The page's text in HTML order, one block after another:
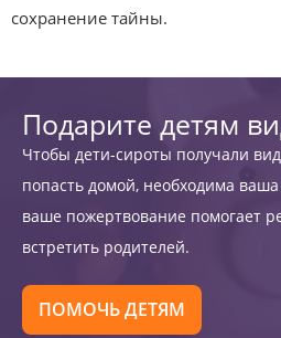
сохранение тайны.
Подарите детям
Чтобы дети-сироты получали
попасть домой, необходима
ваше пожертвование помогает
встретить родителей.
ПОМОЧЬ ДЕТЯМ